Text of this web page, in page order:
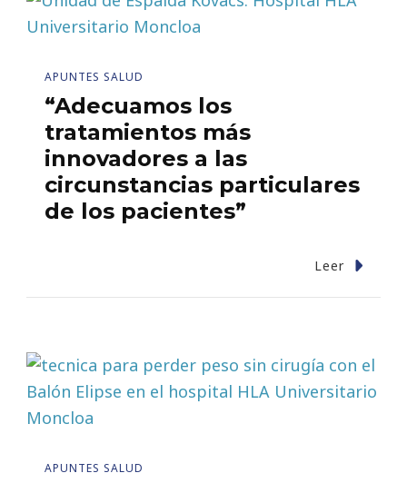
APUNTES SALUD
“Adecuamos los
tratamientos más
innovadores a las
circunstancias particulares
de los pacientes”
Leer
APUNTES SALUD